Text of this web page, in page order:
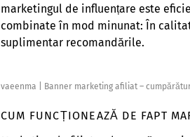
marketingul de influențare este
combinate în mod minunat: În
suplimentar recomandările.
vaeenma Banner marketing afiliat –
CUM FUNCȚIONEAZĂ DE FAPT